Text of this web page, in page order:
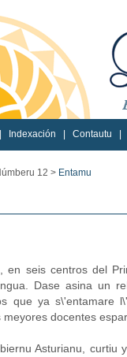
Indexación Contautu
12 > Entamu
en seis centros del
Dase asina un
que ya s\'entamare
docentes
Asturianu, curtiu